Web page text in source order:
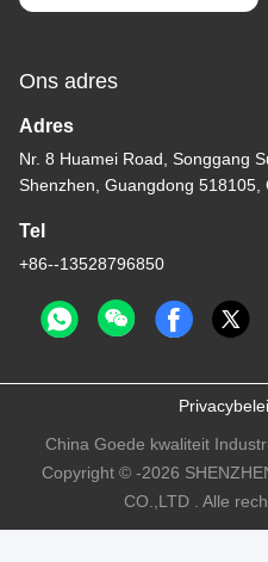
Ons adres
Adres
Nr. 8 Huamei Road, Songgang
Shenzhen, Guangdong 518105,
Tel
+86--13528796850
China Goede kwaliteit
Copyright © -2026
CO.,LTD . Alle